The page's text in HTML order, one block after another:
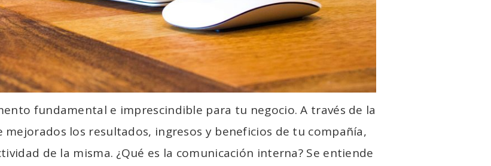
fundamental e imprescindible para tu negocio. A través de la
los resultados, ingresos y beneficios de tu compañía,
de la misma. ¿Qué es la comunicación interna? Se entiende